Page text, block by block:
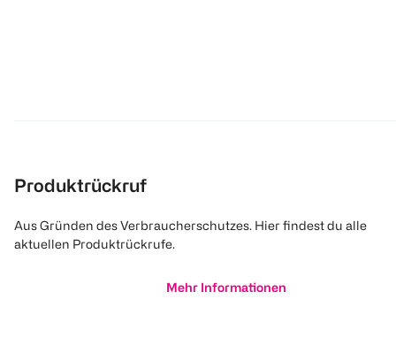
Produktrückruf
Aus Gründen des Verbraucherschutzes. Hier findest du alle
aktuellen Produktrückrufe.
Mehr Informationen